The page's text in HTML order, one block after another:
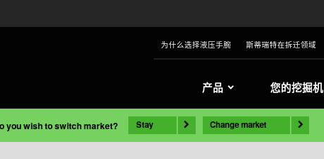
为什么选择液压手腕 斯蒂瑞特在拆迁领域
产品 您的挖掘机
you wish to switch market? Stay Change market